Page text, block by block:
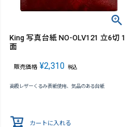
King 写真台紙 NO-OLV121 立6切 1
面
販売価格 ¥2,310 税込
高級レザーくるみ表紙使用、気品のある台紙
カートに入れる